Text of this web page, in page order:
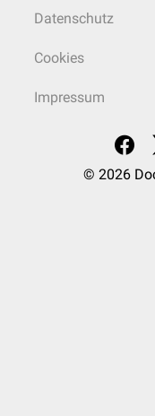
Datenschutz
Cookies
Impressum
© 2026